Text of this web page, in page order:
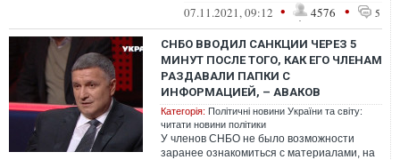
нацбезопасности и обороны Украины, –
07.11.2021, 09:12 • 4576 • 5
СНБО ВВОДИЛ САНКЦИИ ЧЕРЕЗ 5
МИНУТ ПОСЛЕ ТОГО, КАК ЕГО ЧЛЕНАМ
РАЗДАВАЛИ ПАПКИ С
ИНФОРМАЦИЕЙ, – АВАКОВ
Категорія: Політичні новини України та світу:
читати новини політики
У членов СНБО не было возможности
заранее ознакомиться с материалами, на